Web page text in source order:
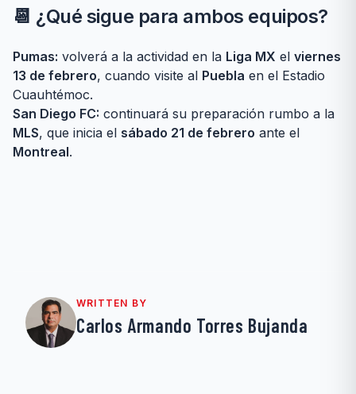
📆 ¿Qué sigue para ambos equipos?
Pumas: volverá a la actividad en la Liga MX el viernes
13 de febrero, cuando visite al Puebla en el Estadio
Cuauhtémoc.
San Diego FC: continuará su preparación rumbo a la
MLS, que inicia el sábado 21 de febrero ante el
Montreal.
WRITTEN BY
Carlos Armando Torres Bujanda